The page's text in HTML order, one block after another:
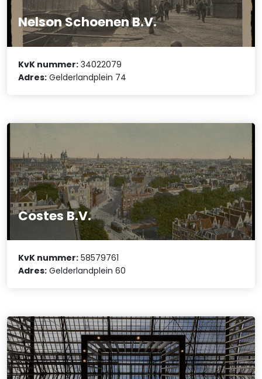
Nelson Schoenen B.V.
KvK nummer: 34022079
Adres: Gelderlandplein 74
Costes B.V.
KvK nummer: 58579761
Adres: Gelderlandplein 60